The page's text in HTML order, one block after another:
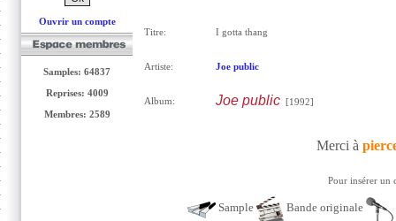
Ouvrir un compte
Samples: 64837
Reprises: 4009
Membres: 2589
Titre: I gotta thang
Artiste: Joe public
Album: Joe public[1992]
Merci à
Pour insérer un
Sample Bande originale